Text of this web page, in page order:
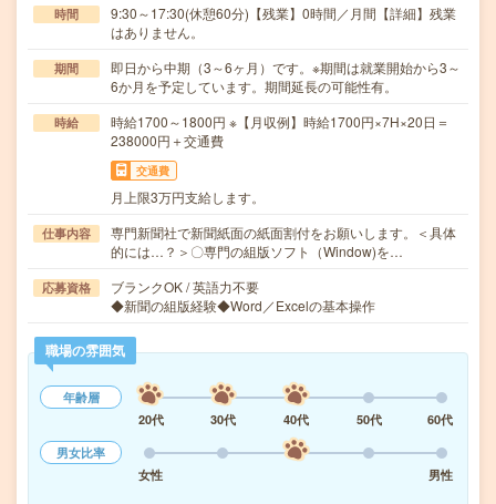
時間
9:30～17:30(休憩60分)【残業】0時間／月間【詳細】残業
はありません。
期間
即日から中期（3～6ヶ月）です。※期間は就業開始から3～
6か月を予定しています。期間延長の可能性有。
時給
時給1700～1800円 ※【月収例】時給1700円×7H×20日＝
238000円＋交通費
交通費
月上限3万円支給します。
仕事内容
専門新聞社で新聞紙面の紙面割付をお願いします。＜具体
的には…？＞〇専門の組版ソフト（Window)を…
応募資格
ブランクOK / 英語力不要
◆新聞の組版経験◆Word／Excelの基本操作
職場の雰囲気
年齢層
20代
30代 40代 50代
60代
男女比率
女性
男性